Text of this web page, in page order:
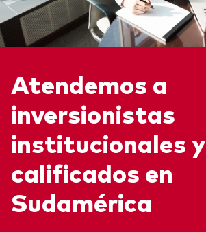
Atendemos a
inversionistas
institucionales y
calificados en
Sudamérica